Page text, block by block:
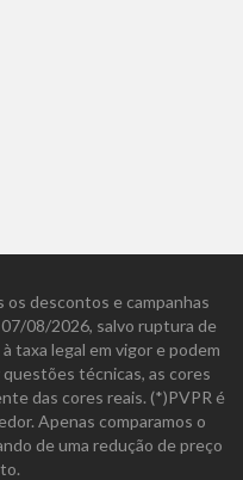
os descontos e campanhas
08/2026, salvo ruptura de
taxa legal em vigor e podem
técnicas, as cores
das cores reais. (*)PVPR é
Apenas comparamos o
de uma redução de preço